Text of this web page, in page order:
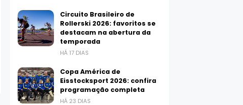
Circuito Brasileiro de
Rollerski 2026: favoritos se
destacam na abertura da
temporada
HÁ 17 DIAS
Copa América de
Eisstocksport 2026: confira
programação completa
HÁ 23 DIAS